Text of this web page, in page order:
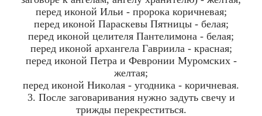
перед иконой Ильи - пророка коричневая;
перед иконой Параскевы Пятницы - белая;
перед иконой целителя Пантелимона - белая;
перед иконой архангела Гавриила - красная;
перед иконой Петра и Февронии Муромских -
желтая;
перед иконой Николая - угодника - коричневая.
3. После заговаривания нужно задуть свечу и
трижды перекреститься.